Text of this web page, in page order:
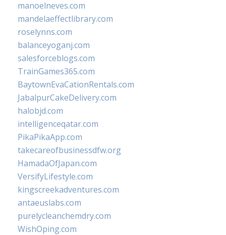
manoelneves.com
mandelaeffectlibrary.com
roselynns.com
balanceyoganj.com
salesforceblogs.com
TrainGames365.com
BaytownEvaCationRentals.com
JabalpurCakeDelivery.com
halobjd.com
intelligenceqatar.com
PikaPikaApp.com
takecareofbusinessdfw.org
HamadaOfJapan.com
VersifyLifestyle.com
kingscreekadventures.com
antaeuslabs.com
purelycleanchemdry.com
WishOping.com